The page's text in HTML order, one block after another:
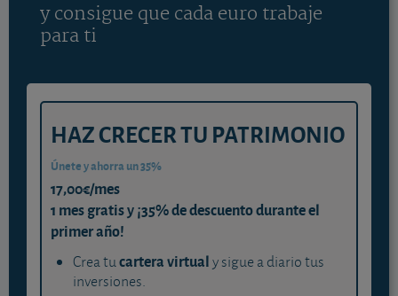
y consigue que cada euro trabaje
para ti
HAZ CRECER TU PATRIMONIO
Únete y ahorra un 35%
17,00€/mes
1 mes gratis y ¡35% de descuento durante el
primer año!
Crea tucartera virtualy sigue a diario tus
inversiones.